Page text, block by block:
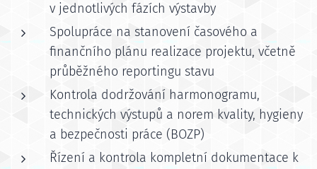
v jednotlivých fázích výstavby
Spolupráce na stanovení časového a
finančního plánu realizace projektu, včetně
průběžného reportingu stavu
Kontrola dodržování harmonogramu,
technických výstupů a norem kvality, hygieny
a bezpečnosti práce (BOZP)
Řízení a kontrola kompletní dokumentace k